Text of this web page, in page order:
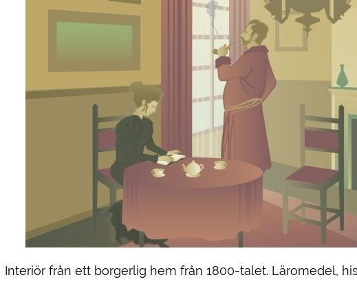
Interiör från ett borgerlig hem från 1800-talet. Läromedel,